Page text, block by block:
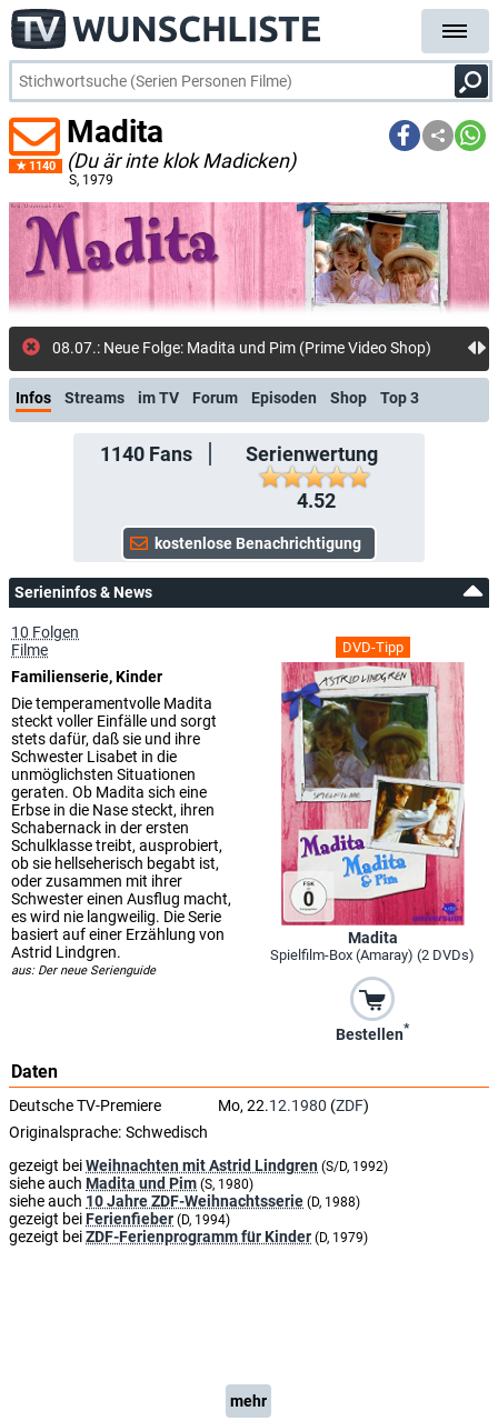
1140
Madita
(Du är inte klok Madicken)
S, 1979
08.07.: Neue Folge: Madita und Pim (Prime Video Shop)
Infos Streams im TV Forum Episoden Shop Top 3
1140Fans
Serienwertung
4.52
Serieninfos & News
DVD-Tipp
Madita
Spielfilm-Box (Amaray) (2 DVDs)
Bestellen*
10 Folgen
Filme
Familienserie, Kinder
Die temperamentvolle Madita
steckt voller Einfälle und sorgt
stets dafür, daß sie und ihre
Schwester Lisabet in die
unmöglichsten Situationen
geraten. Ob Madita sich eine
Erbse in die Nase steckt, ihren
Schabernack in der ersten
Schulklasse treibt, ausprobiert,
ob sie hellseherisch begabt ist,
oder zusammen mit ihrer
Schwester einen Ausflug macht,
es wird nie langweilig. Die Serie
basiert auf einer Erzählung von
Astrid Lindgren.
aus: Der neue Serienguide
Daten
Deutsche TV-Premiere Mo, 22.12.1980 (ZDF)
Originalsprache: Schwedisch
gezeigt beiWeihnachten mit Astrid Lindgren (S/D, 1992)
siehe auch Madita und Pim (S, 1980)
siehe auch 10 Jahre ZDF-Weihnachtsserie (D, 1988)
gezeigt beiFerienfieber (D, 1994)
gezeigt beiZDF-Ferienprogramm für Kinder (D, 1979)
mehr